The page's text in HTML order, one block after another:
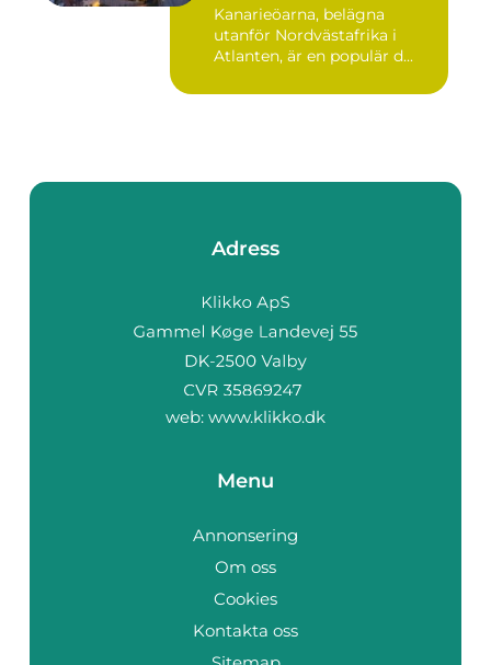
Kanarieöarna, belägna
utanför Nordvästafrika i
Atlanten, är en populär d...
Adress
web: www.klikko.dk
Menu
Annonsering
Om oss
Cookies
Kontakta oss